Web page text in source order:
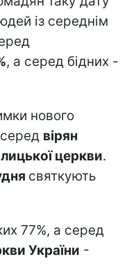
із середнім
, а серед бідних -
нового
вірян
церкви.
святкують
77%, а серед
України -